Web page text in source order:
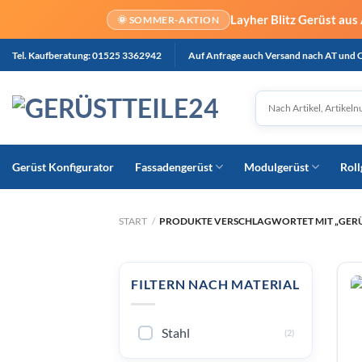
🌞 SOMMER-AKTION Layher Blitz Gerüst
Zum
Inhalt
Tel. Kaufberatung: 01525 3362942 Auf Anfrage auch Versand nach AT und
Gerüst Konfigurator Fassadengerüst Modulgerüst
START / PRODUKTE VERSCHLAGWORTET MIT
FILTERN NACH MATERIAL
Stahl (2)